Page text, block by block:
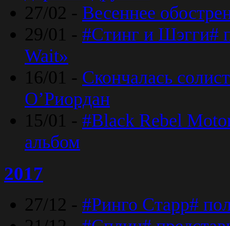
27/02 - Весеннее
29/01 - #Стинг и Шэгги#
Wait»
16/01 - Скончалась
O’Риордан
15/01 - #Black Rebel
альбом
2017
27/12 - #Ринго Старр#